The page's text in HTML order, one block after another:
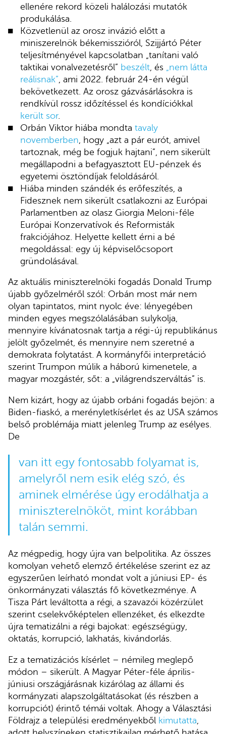
ellenére rekord közeli halálozási mutatók
produkálása.
Közvetlenül az orosz invázió előtt a
miniszerelnök békemisszióról, Szijjártó Péter
teljesítményével kapcsolatban „tanítani való
taktikai vonalvezetésről” beszélt , és „nem látta
reálisnak” , ami 2022. február 24-én végül
bekövetkezett. Az orosz gázvásárlásokra is
rendkívül rossz időzítéssel és kondíciókkal
került sor.
Orbán Viktor hiába mondtatavaly
novemberben , hogy „azt a pár eurót, amivel
tartoznak, még be fogjuk hajtani”, nem sikerült
megállapodni a befagyasztott EU-pénzek és
egyetemi ösztöndíjak feloldásáról.
Hiába minden szándék és erőfeszítés, a
Fidesznek nem sikerült csatlakozni az Európai
Parlamentben az olasz Giorgia Meloni-féle
Európai Konzervatívok és Reformisták
frakciójához. Helyette kellett érni a bé
megoldással: egy új képviselőcsoport
gründolásával.
Az aktuális miniszterelnöki fogadás Donald Trump
újabb győzelméről szól: Orbán most már nem
olyan tapintatos, mint nyolc éve: lényegében
minden egyes megszólalásában sulykolja,
mennyire kívánatosnak tartja a régi-új republikánus
jelölt győzelmét, és mennyire nem szeretné a
demokrata folytatást. A kormányfői interpretáció
szerint Trumpon múlik a háború kimenetele, a
magyar mozgástér, sőt: a „világrendszerváltás” is.
Nem kizárt, hogy az újabb orbáni fogadás bejön: a
Biden-fiaskó, a merényletkísérlet és az USA számos
belső problémája miatt jelenleg Trump az esélyes.
De
van itt egy fontosabb folyamat is,
amelyről nem esik elég szó, és
aminek elmérése úgy erodálhatja a
miniszterelnököt, mint korábban
talán semmi.
Az mégpedig, hogy újra van belpolitika. Az összes
komolyan vehető elemző értékelése szerint ez az
egyszerűen leírható mondat volt a júniusi EP- és
önkormányzati választás fő következménye. A
Tisza Párt leváltotta a régi, a szavazói közérzület
szerint cselekvőképtelen ellenzéket, és elkezdte
újra tematizálni a régi bajokat: egészségügy,
oktatás, korrupció, lakhatás, kivándorlás.
Ez a tematizációs kísérlet – némileg meglepő
módon – sikerült. A Magyar Péter-féle április-
júniusi országjárásnak kizárólag az állami és
kormányzati alapszolgáltatásokat (és részben a
korrupciót) érintő témái voltak. Ahogy a Választási
Földrajz a települési eredményekből kimutatta